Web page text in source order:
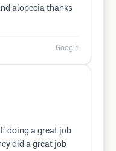
alopecia thanks
Google
doing a great job
did a great job